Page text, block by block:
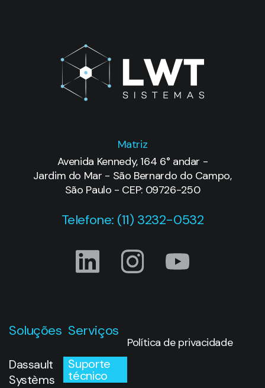
Matriz
Avenida Kennedy, 164 6° andar -
Jardim do Mar - São Bernardo do Campo,
São Paulo - CEP: 09726-250
Telefone: (11) 3232-0532
Soluções
Dassault
Systèms
Serviços
Suporte
técnico
Política de privacidade